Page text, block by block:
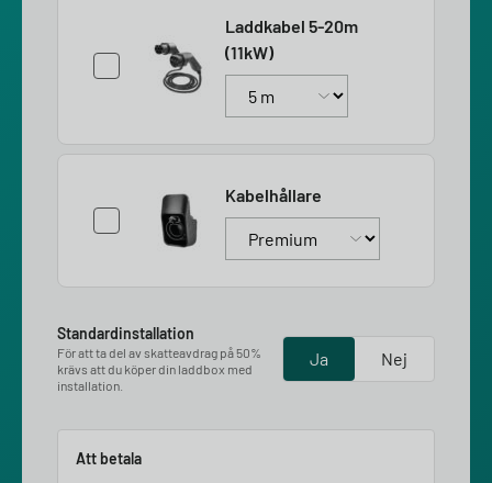
Laddkabel 5-20m
(11kW)
Kabelhållare
Standardinstallation
För att ta del av skatteavdrag på 50%
krävs att du köper din laddbox med
installation.
Ja Nej
Att betala